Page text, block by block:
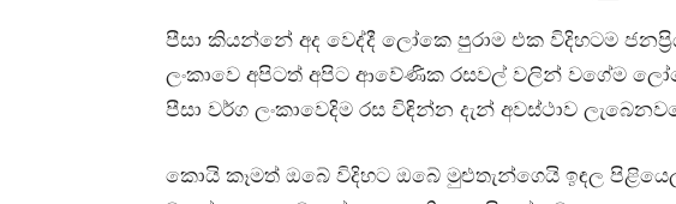
පීසා කියන්නේ අද වෙද්දී ලෝකෙ පුරාම එක විදිහටම
ලංකාවෙ අපිටත් අපිට ආවේණික රසවල් වලින් වගේම
පීසා වර්ග ලංකාවෙදිම රස විඳින්න දැන් අවස්ථාව
කොයි කෑමත් ඔබේ විදිහට ඔබේ මුළුතැන්ගෙයි ඉඳල